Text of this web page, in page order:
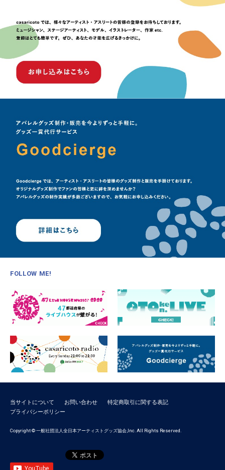
FOLLOW ME!
当サイトについて お問い合わせ
特定商取引に関する表記
プライバシーポリシー
Copyright © 一般社団法人全日本アーティストグッズ協会,Inc. All Rights Reserved.